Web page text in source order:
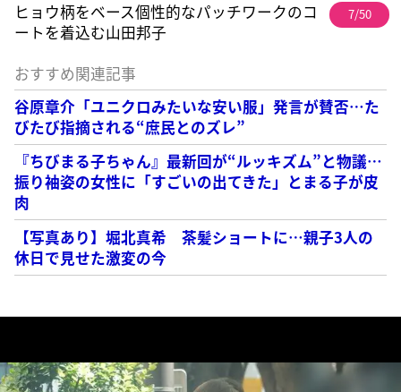
ヒョウ柄をベース個性的なパッチワークのコ
ートを着込む山田邦子
7/50
おすすめ関連記事
谷原章介「ユニクロみたいな安い服」発言が賛否…た
びたび指摘される“庶民とのズレ”
『ちびまる子ちゃん』最新回が“ルッキズム”と物議…
振り袖姿の女性に「すごいの出てきた」とまる子が皮
肉
【写真あり】堀北真希 茶髪ショートに…親子3人の
休日で見せた激変の今